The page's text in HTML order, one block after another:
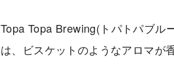
Topa Topa Brewing(トパトパブル
は、ビスケットのようなアロマが